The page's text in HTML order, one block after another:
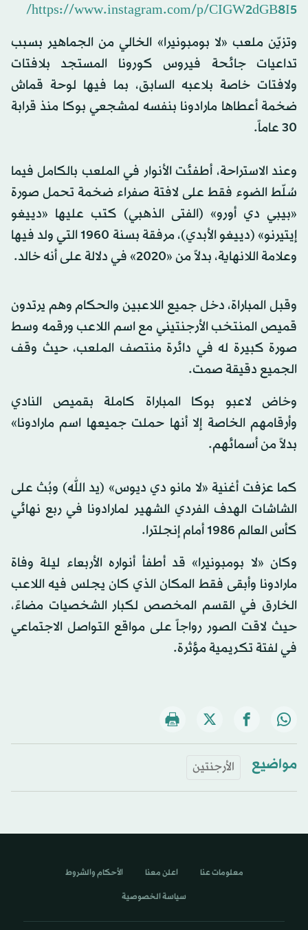
https://www.instagram.com/p/CIGW2dGB8I5/
وتزيّن ملعب «لا بومبونيرا» الخالي من الجماهير بسبب
تداعيات جائحة فيروس كورونا المستجد بلافتات
ولافتات خاصة بلاعبه السابق، بما فيها لوحة قماش
ضخمة أعطاها مارادونا بنفسه لمشجعي بوكا منذ قرابة
30 عاماً.
وعند الاستراحة، أطفئت الأنوار في الملعب بالكامل فيما
سُلّط الضوء فقط على لافتة صفراء ضخمة تحمل صورة
«بيبي دي أورو» (الفتى الذهبي) كتب عليها «دييغو
إيتيرنو» (دييغو الأبدي)، مرفقة بسنة 1960 التي ولد فيها
وعلامة اللانهاية، بدلاً من «2020» في دلالة على أنه خالد.
وقبل المباراة، دخل جميع اللاعبين والحكام وهم يرتدون
قميص المنتخب الأرجنتيني مع اسم اللاعب ورقمه وسط
صورة كبيرة له في دائرة منتصف الملعب، حيث وقف
الجميع دقيقة صمت.
وخاض لاعبو بوكا المباراة كاملة بقميص النادي
وأرقامهم الخاصة إلا أنها حملت جميعها اسم مارادونا»
بدلاً من أسمائهم.
كما عزفت أغنية «لا مانو دي ديوس» (يد الله) وبُث على
الشاشات الهدف الفردي الشهير لمارادونا في ربع نهائي
كأس العالم 1986 أمام إنجلترا.
وكان «لا بومبونيرا» قد أطفأ أنواره الأربعاء ليلة وفاة
مارادونا وأبقى فقط المكان الذي كان يجلس فيه اللاعب
الخارق في القسم المخصص لكبار الشخصيات مضاءً،
حيث لاقت الصور رواجاً على مواقع التواصل الاجتماعي
في لفتة تكريمية مؤثرة.
مواضيع الأرجنتين
معلومات عنا اعلن معنا الأحكام والشروط
سياسة الخصوصية